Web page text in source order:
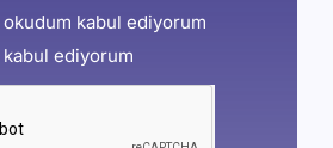
okudum kabul ediyorum
kabul ediyorum